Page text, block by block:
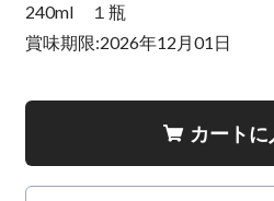
240ml １瓶
賞味期限:2026年12月01日
カート